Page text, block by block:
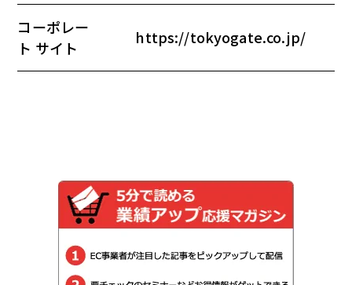
コーポレー
ト サイト
https://tokyogate.co.jp/